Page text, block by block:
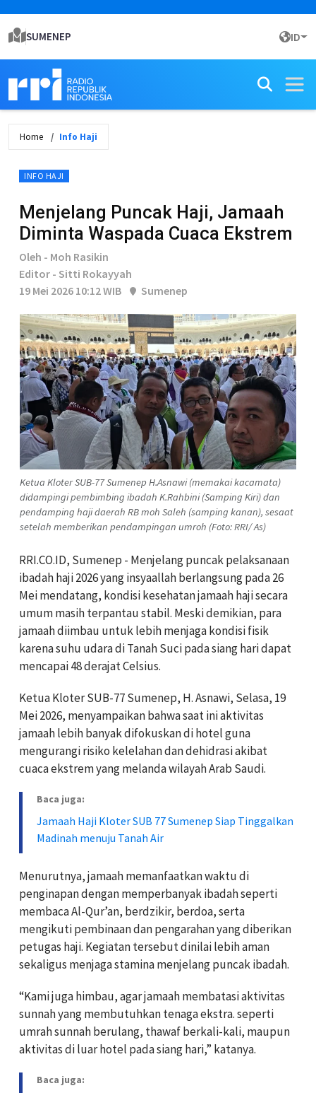
SUMENEP ID
Home Info Haji
INFO HAJI
Menjelang Puncak Haji, Jamaah
Diminta Waspada Cuaca Ekstrem
Oleh - Moh Rasikin
Editor - Sitti Rokayyah
19 Mei 2026 10:12 WIB
Sumenep
Ketua Kloter SUB-77 Sumenep H.Asnawi (memakai kacamata)
didampingi pembimbing ibadah K.Rahbini (Samping Kiri) dan
pendamping haji daerah RB moh Saleh (samping kanan), sesaat
setelah memberikan pendampingan umroh (Foto: RRI/ As)
RRI.CO.ID, Sumenep - Menjelang puncak pelaksanaan
ibadah haji 2026 yang insyaallah berlangsung pada 26
Mei mendatang, kondisi kesehatan jamaah haji secara
umum masih terpantau stabil. Meski demikian, para
jamaah diimbau untuk lebih menjaga kondisi fisik
karena suhu udara di Tanah Suci pada siang hari dapat
mencapai 48 derajat Celsius.
Ketua Kloter SUB-77 Sumenep, H. Asnawi, Selasa, 19
Mei 2026, menyampaikan bahwa saat ini aktivitas
jamaah lebih banyak difokuskan di hotel guna
mengurangi risiko kelelahan dan dehidrasi akibat
cuaca ekstrem yang melanda wilayah Arab Saudi.
Baca juga:
Jamaah Haji Kloter SUB 77 Sumenep Siap Tinggalkan
Madinah menuju Tanah Air
Menurutnya, jamaah memanfaatkan waktu di
penginapan dengan memperbanyak ibadah seperti
membaca Al-Qur’an, berdzikir, berdoa, serta
mengikuti pembinaan dan pengarahan yang diberikan
petugas haji. Kegiatan tersebut dinilai lebih aman
sekaligus menjaga stamina menjelang puncak ibadah.
“Kami juga himbau, agar jamaah membatasi aktivitas
sunnah yang membutuhkan tenaga ekstra. seperti
umrah sunnah berulang, thawaf berkali-kali, maupun
aktivitas di luar hotel pada siang hari,” katanya.
Baca juga: